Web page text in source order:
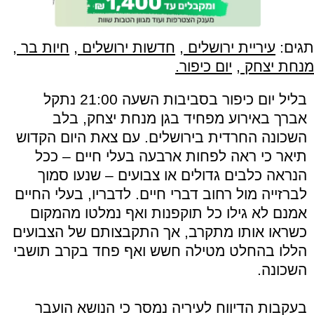
תגים: עיריית ירושלים , חדשות ירושלים , חיות בר ,
מנחת יצחק , יום כיפור.
בליל יום כיפור בסביבות השעה 21:00 נתקל
אברך באירוע מפחיד בגן מנחת יצחק, בלב
השכונה החרדית בירושלים. עם צאת היום הקדוש
תיאר כי ראה לפחות ארבעה בעלי חיים – ככל
הנראה כלבים גדולים או צבועים – שנעו סמוך
לברזייה מול רחוב דברי חיים. לדבריו, בעלי החיים
אמנם לא גילו כל תוקפנות ואף נמלטו מהמקום
כשראו אותו מתקרב, אך התקבצותם של הצבועים
הללו בהחלט מטילה חשש ואף פחד בקרב תושבי
השכונה.
בעקבות הדיווח לעיריה נמסר כי הנושא הועבר